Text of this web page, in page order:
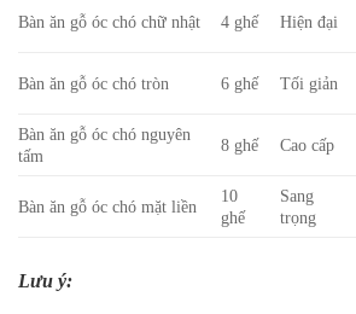
Bàn ăn gỗ óc chó chữ nhật 4 ghế Hiện đại
Bàn ăn gỗ óc chó tròn 6 ghế Tối giản
Bàn ăn gỗ óc chó nguyên
tấm
8 ghế Cao cấp
Bàn ăn gỗ óc chó mặt liền
10
ghế
Sang
trọng
Lưu ý: